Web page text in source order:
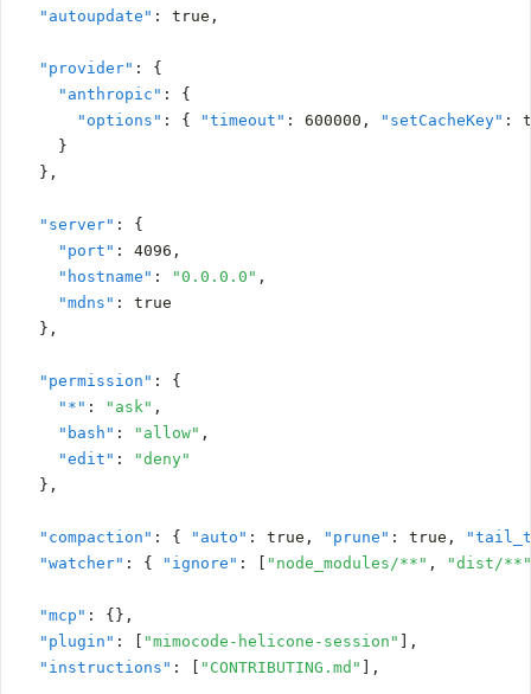
"autoupdate" : true ,
"provider" :
{
"anthropic" :
{
"options" : { "timeout" : 600000 , "setCacheKey" :
}
} ,
"server" :
{
"port" : 4096 ,
"hostname" : "0.0.0.0" ,
"mdns" :
true
} ,
"permission" :
{
"*" : "ask" ,
"bash" : "allow" ,
"edit" :
"deny"
} ,
"compaction" : { "auto" : true , "prune" : true ,
"watcher" : { "ignore" : "node_modules/**" , "dist/**"
"mcp" : { } ,
"plugin" : "mimocode-helicone-session"
,
"instructions" : "CONTRIBUTING.md" ,